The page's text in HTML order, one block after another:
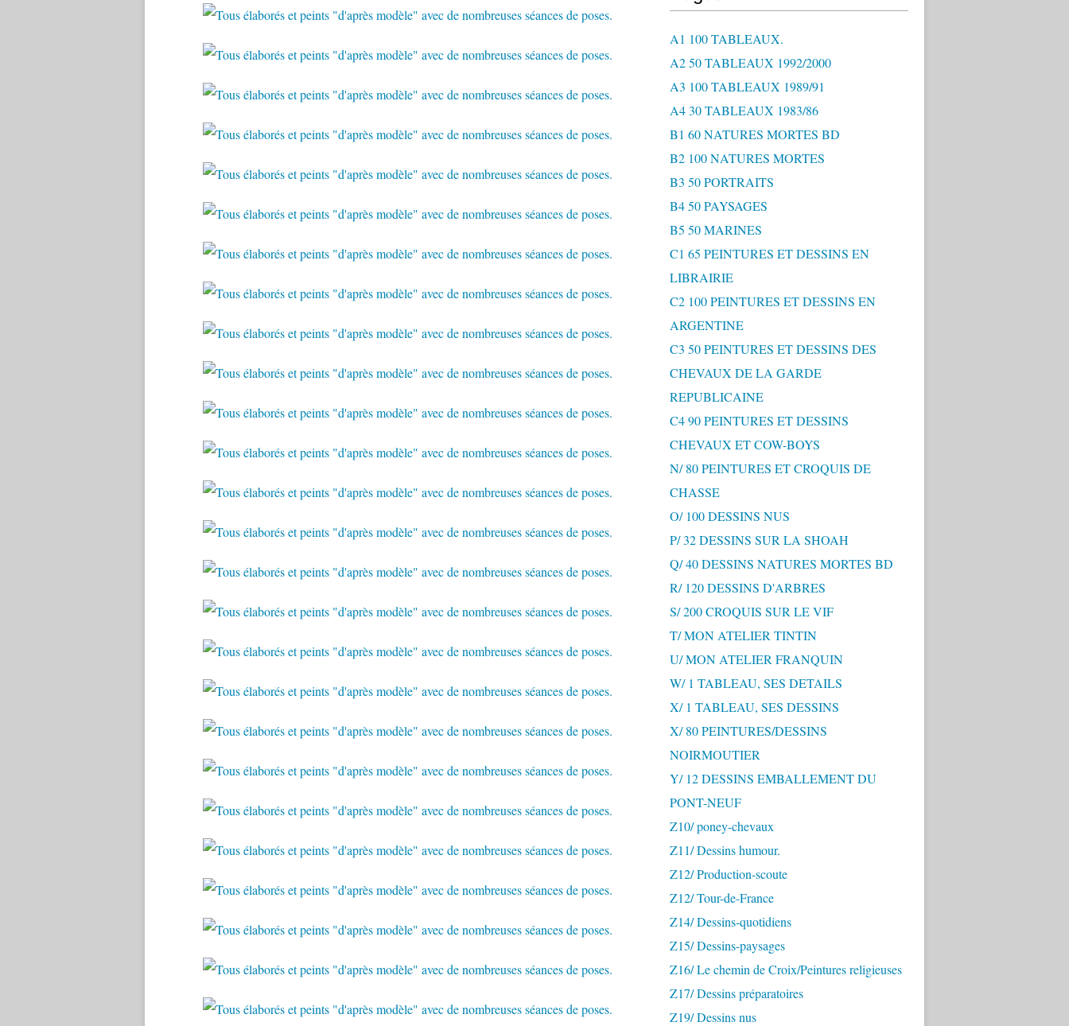
A1 100 TABLEAUX.
A2 50 TABLEAUX 1992/2000
A3 100 TABLEAUX 1989/91
A4 30 TABLEAUX 1983/86
B1 60 NATURES MORTES BD
B2 100 NATURES MORTES
B3 50 PORTRAITS
B4 50 PAYSAGES
B5 50 MARINES
C1 65 PEINTURES ET DESSINS EN
LIBRAIRIE
C2 100 PEINTURES ET DESSINS EN
ARGENTINE
C3 50 PEINTURES ET DESSINS DES
CHEVAUX DE LA GARDE
REPUBLICAINE
C4 90 PEINTURES ET DESSINS
CHEVAUX ET COW-BOYS
N/ 80 PEINTURES ET CROQUIS DE
CHASSE
O/ 100 DESSINS NUS
P/ 32 DESSINS SUR LA SHOAH
Q/ 40 DESSINS NATURES MORTES BD
R/ 120 DESSINS D'ARBRES
S/ 200 CROQUIS SUR LE VIF
T/ MON ATELIER TINTIN
U/ MON ATELIER FRANQUIN
W/ 1 TABLEAU, SES DETAILS
X/ 1 TABLEAU, SES DESSINS
X/ 80 PEINTURES/DESSINS
NOIRMOUTIER
Y/ 12 DESSINS EMBALLEMENT DU
PONT-NEUF
Z10/ poney-chevaux
Z11/ Dessins humour.
Z12/ Production-scoute
Z12/ Tour-de-France
Z14/ Dessins-quotidiens
Z15/ Dessins-paysages
Z16/ Le chemin de Croix/Peintures religieuses
Z17/ Dessins préparatoires
Z19/ Dessins nus